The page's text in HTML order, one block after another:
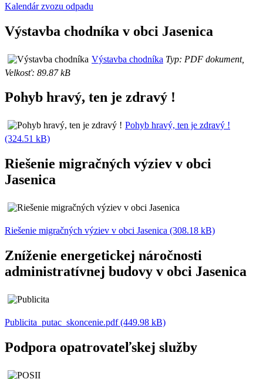
Kalendár zvozu odpadu
Výstavba chodníka v obci Jasenica
Výstavba chodníka Typ: PDF dokument,
Velkosť: 89.87 kB
Pohyb hravý, ten je zdravý !
Pohyb hravý, ten je zdravý !
(324.51 kB)
Riešenie migračných výziev v obci
Jasenica
Riešenie migračných výziev v obci Jasenica (308.18 kB)
Zníženie energetickej náročnosti
administratívnej budovy v obci Jasenica
Publicita_putac_skoncenie.pdf (449.98 kB)
Podpora opatrovateľskej služby